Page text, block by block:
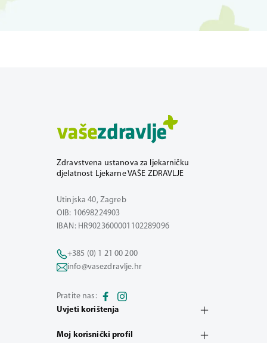
Zdravstvena ustanova za ljekarničku
djelatnost Ljekarne VAŠE ZDRAVLJE
Utinjska 40, Zagreb
OIB: 10698224903
IBAN: HR9023600001102289096
+385 (0) 1 21 00 200
info@vasezdravlje.hr
Pratite nas:
Uvjeti korištenja
Moj korisnički profil